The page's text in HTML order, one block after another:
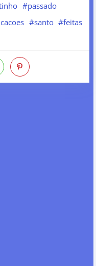
#passado
#santo #feitas